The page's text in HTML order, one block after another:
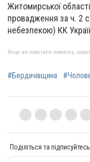
Житомирської
провадження за ч. 2
небезпекою) КК
Якщо ви помітили помилку,
#Бердичівщина
Поділіться та